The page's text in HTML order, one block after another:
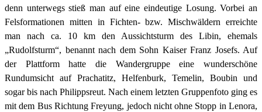
denn unterwegs stieß man auf eine eindeutige Losung. Vorbei an
Felsformationen mitten in Fichten- bzw. Mischwäldern erreichte
man nach ca. 10 km den Aussichtsturm des Libin, ehemals
„Rudolfsturm“, benannt nach dem Sohn Kaiser Franz Josefs. Auf
der Plattform hatte die Wandergruppe eine wunderschöne
Rundumsicht auf Prachatitz, Helfenburk, Temelin, Boubin und
sogar bis nach Philippsreut. Nach einem letzten Gruppenfoto ging es
mit dem Bus Richtung Freyung, jedoch nicht ohne Stopp in Lenora,